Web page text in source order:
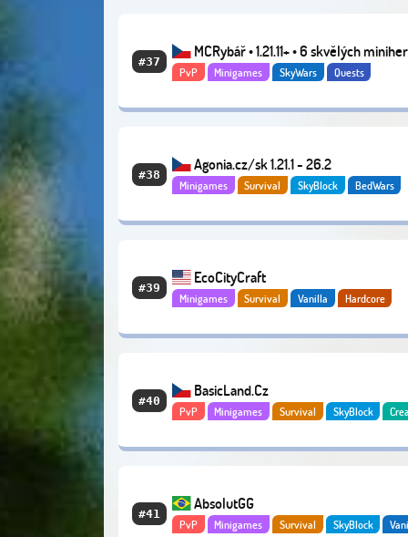
#37
MCRybář • 1.21.11+ • 6 skvělých miniher
PvP Minigames SkyWars Quests
#38
Agonia.cz/sk 1.21.1 - 26.2
Minigames Survival SkyBlock
BedWars
#39
EcoCityCraft
Minigames Survival Vanilla
Hardcore
#40
BasicLand.Cz
PvP Minigames Survival SkyBlock
#41
AbsolutGG
PvP Minigames Survival SkyBlock